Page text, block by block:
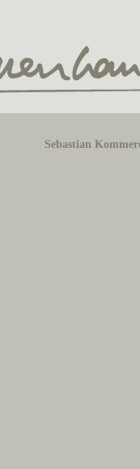
Sebastian